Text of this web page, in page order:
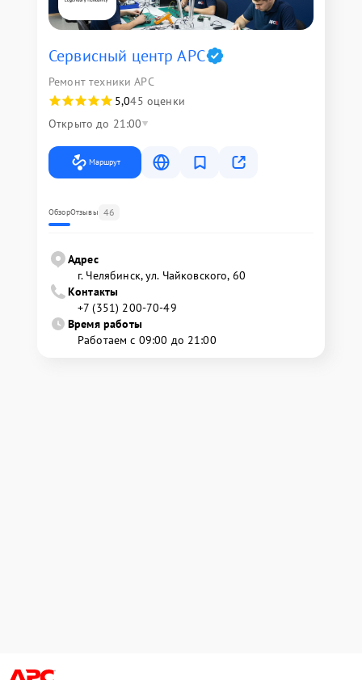
Сервисный центр APC
Ремонт техники APC
5,045 оценки
Открыто до 21:00
Маршрут
ОбзорОтзывы 46
Адрес
г. Челябинск, ул. Чайковского, 60
Контакты
+7 (351) 200-70-49
Время работы
Работаем с 09:00 до 21:00